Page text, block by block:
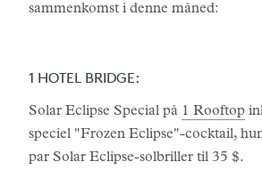
sammenkomst i denne måned:
1 HOTEL BRIDGE:
Solar Eclipse Special på 1 Rooftop
speciel "Frozen Eclipse"-cocktail,
par Solar Eclipse-solbriller til 35 $.